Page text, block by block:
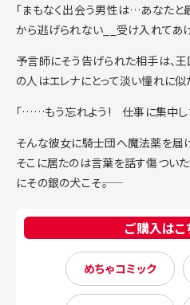
「まもなく出会う男性は…あなた
から逃げられない__受け入れてあ
予言師にそう告げられた相手は、王
の人はエレナにとって淡い憧れに似
「……もう忘れよう! 仕事に集中し
そんな彼女に騎士団へ魔法薬を届
そこに居たのは言葉を話す傷つい
にその銀の犬こそ――。
ご購入はこ
めちゃコミック